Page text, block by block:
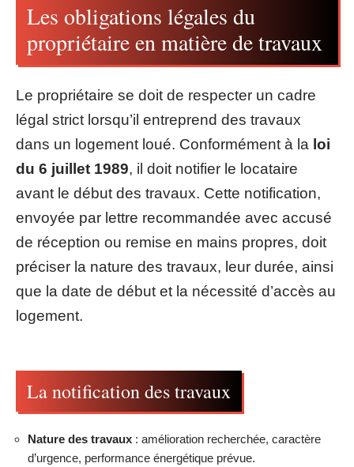
Les obligations légales du
propriétaire en matière de travaux
Le propriétaire se doit de respecter un cadre
légal strict lorsqu’il entreprend des travaux
dans un logement loué. Conformément à la loi
du 6 juillet 1989, il doit notifier le locataire
avant le début des travaux. Cette notification,
envoyée par lettre recommandée avec accusé
de réception ou remise en mains propres, doit
préciser la nature des travaux, leur durée, ainsi
que la date de début et la nécessité d’accès au
logement.
La notification des travaux
Nature des travaux : amélioration recherchée, caractère
d’urgence, performance énergétique prévue.